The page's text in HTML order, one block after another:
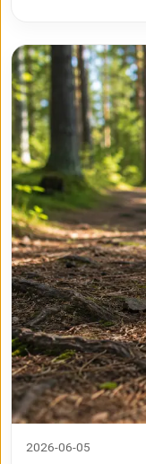
2026-06-05